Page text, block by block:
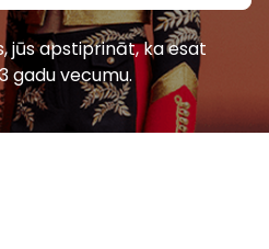
jūs apstiprināt, ka esat
gadu vecumu.